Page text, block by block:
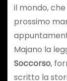
il mondo,
prossimo
Majano la
Soccorso,
scritto la